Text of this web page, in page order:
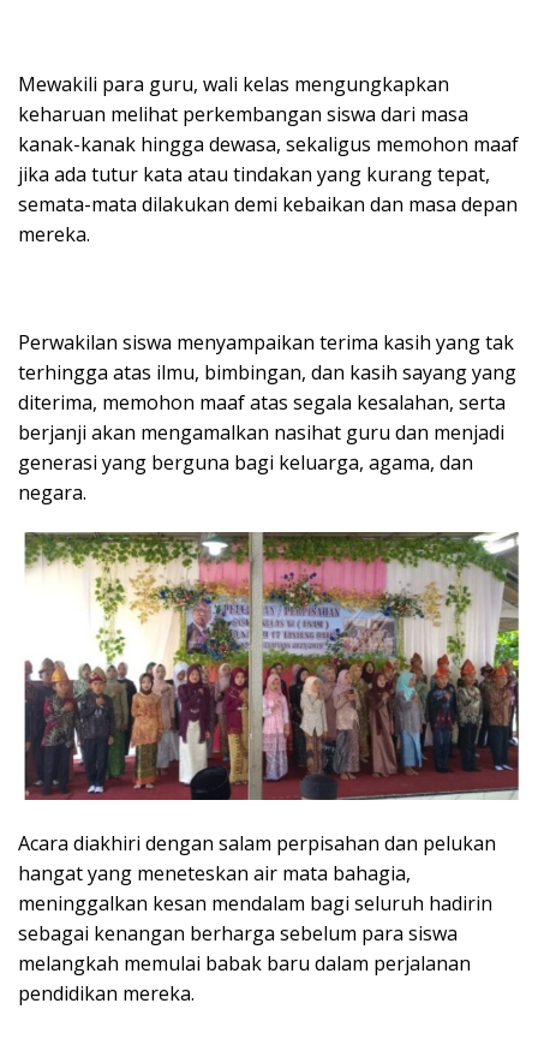
Mewakili para guru, wali kelas mengungkapkan
keharuan melihat perkembangan siswa dari masa
kanak-kanak hingga dewasa, sekaligus memohon maaf
jika ada tutur kata atau tindakan yang kurang tepat,
semata-mata dilakukan demi kebaikan dan masa depan
mereka.
Perwakilan siswa menyampaikan terima kasih yang tak
terhingga atas ilmu, bimbingan, dan kasih sayang yang
diterima, memohon maaf atas segala kesalahan, serta
berjanji akan mengamalkan nasihat guru dan menjadi
generasi yang berguna bagi keluarga, agama, dan
negara.
Acara diakhiri dengan salam perpisahan dan pelukan
hangat yang meneteskan air mata bahagia,
meninggalkan kesan mendalam bagi seluruh hadirin
sebagai kenangan berharga sebelum para siswa
melangkah memulai babak baru dalam perjalanan
pendidikan mereka.